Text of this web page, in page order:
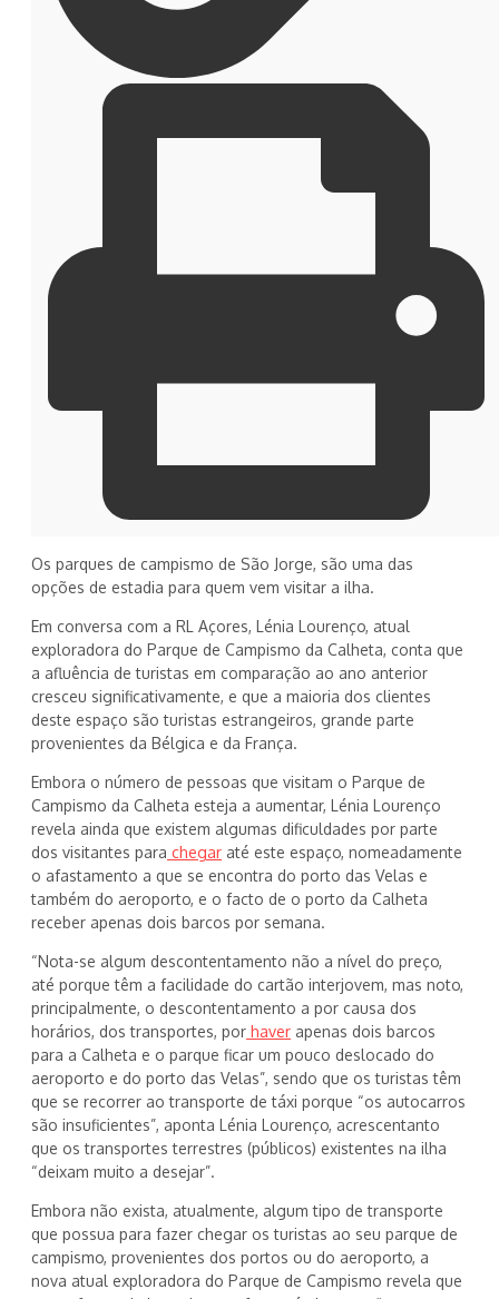
Os parques de campismo de São Jorge, são uma das
opções de estadia para quem vem visitar a ilha.
Em conversa com a RL Açores, Lénia Lourenço, atual
exploradora do Parque de Campismo da Calheta, conta que
a afluência de turistas em comparação ao ano anterior
cresceu significativamente, e que a maioria dos clientes
deste espaço são turistas estrangeiros, grande parte
provenientes da Bélgica e da França.
Embora o número de pessoas que visitam o Parque de
Campismo da Calheta esteja a aumentar, Lénia Lourenço
revela ainda que existem algumas dificuldades por parte
dos visitantes para chegar até este espaço, nomeadamente
o afastamento a que se encontra do porto das Velas e
também do aeroporto, e o facto de o porto da Calheta
receber apenas dois barcos por semana.
“Nota-se algum descontentamento não a nível do preço,
até porque têm a facilidade do cartão interjovem, mas noto,
principalmente, o descontentamento a por causa dos
horários, dos transportes, por haver apenas dois barcos
para a Calheta e o parque ficar um pouco deslocado do
aeroporto e do porto das Velas”, sendo que os turistas têm
que se recorrer ao transporte de táxi porque “os autocarros
são insuficientes”, aponta Lénia Lourenço, acrescentanto
que os transportes terrestres (públicos) existentes na ilha
“deixam muito a desejar”.
Embora não exista, atualmente, algum tipo de transporte
que possua para fazer chegar os turistas ao seu parque de
campismo, provenientes dos portos ou do aeroporto, a
nova atual exploradora do Parque de Campismo revela que